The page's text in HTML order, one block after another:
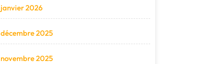
janvier 2026
décembre 2025
novembre 2025